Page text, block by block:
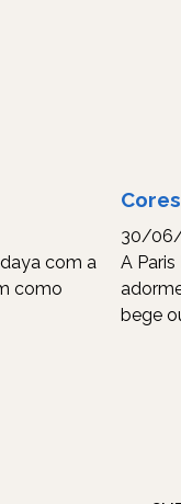
com a
como
30/
A
bege